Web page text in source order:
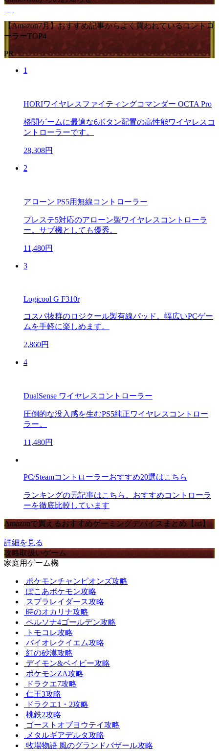
【Amazon7月】おすすめ記事からよく買われているコントロ
ーラーTOP4
PR
1
HORIワイヤレスファイティングコマンダー OCTA Pro
格闘ゲームに最適な6ボタン配置の高性能ワイヤレスコ
ントローラーです。
28,308円
2
アローン PS5用無線コントローラー
プレステ5対応のアローン製ワイヤレスコントローラ
ー。サブ機としても優秀。
11,480円
3
Logicool G F310r
コスパ抜群のロジクール製有線パッド。幅広いPCゲー
ムを手軽に楽しめます。
2,860円
4
DualSense ワイヤレスコントローラー
圧倒的な没入感を生むPS5純正ワイヤレスコントロー
ラー。
11,480円
PC/Steamコントローラーおすすめ20選はこちら
ランキングの元記事はこちら。おすすめコントローラ
ーを徹底比較しています
Amazonで買えるおすすめゲーミングデバイスまとめ【ad】
詳細を見る
攻略取扱いゲーム
家庭用ゲーム機
ポケモンチャンピオンズ攻略
ぽこあポケモン攻略
スプラレイダース攻略
時のオカリナ攻略
ペルソナ4ゴールデン攻略
トモコレ攻略
バイオレクイエム攻略
紅の砂漠攻略
デイモン&ベイビー攻略
ポケモンZA攻略
ドラクエ7攻略
仁王3攻略
ドラクエ1・2攻略
桃鉄2攻略
ゴーストオブヨウテイ攻略
メタルギアデルタ攻略
牧場物語 風のグランドバザール攻略